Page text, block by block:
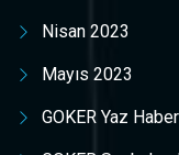
Nisan 2023
Mayıs 2023
GOKER Yaz